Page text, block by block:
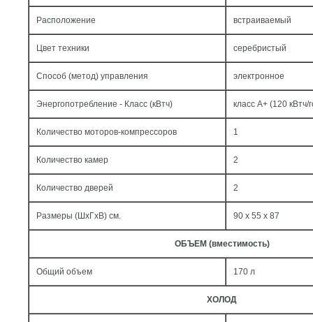
Расположение встраиваемый
Цвет техники серебристый
Способ (метод) управления электронное
Энергопотребление - Класс (кВтч) класс A+ (120 кВтч/
Количество моторов-компрессоров 1
Количество камер 2
Количество дверей 2
Размеры (ШxГxВ) см. 90 x 55 x 87
ОБЪЕМ (вместимость)
Общий объем 170 л
ХОЛОД